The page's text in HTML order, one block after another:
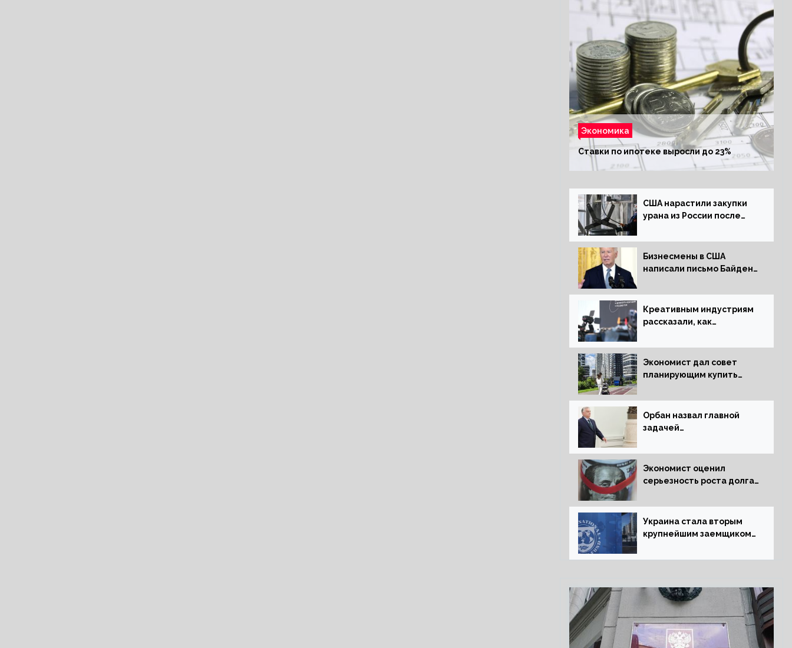
Экономика
Ставки по ипотеке выросли до 23%
США нарастили закупки
урана из России после
него
Бизнесмены в США
написали письмо Байдену
выборов
Креативным индустриям
рассказали, как
для российской
экономики
Экономист дал совет
планирующим купить
Орбан назвал главной
задачей
Венгрии в Совете ЕС
борьбу за мир
Экономист оценил
серьезность роста долга
Украина стала вторым
крупнейшим заемщиком